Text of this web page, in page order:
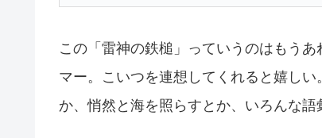
この「雷神の鉄槌」っていうのはもう
マー。こいつを連想してくれると嬉しい。
か、悄然と海を照らすとか、いろんな語